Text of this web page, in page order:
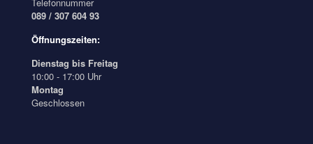
089 / 307 604 93
Öffnungszeiten:
Dienstag bis Freitag
10:00 - 17:00 Uhr
Montag
Geschlossen